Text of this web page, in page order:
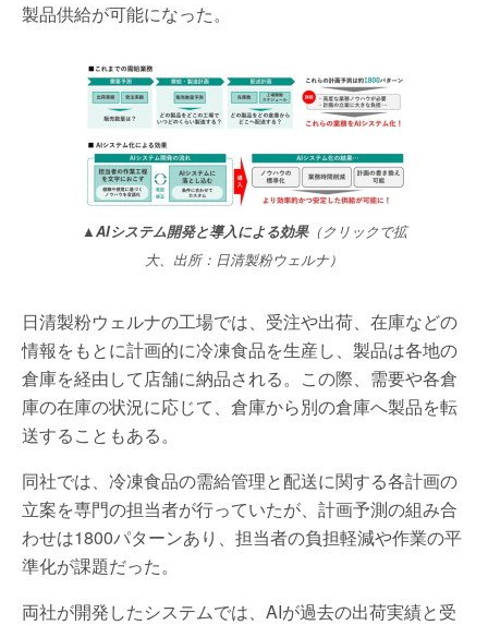
製品供給が可能になった。
▲AIシステム開発と導入による効果（クリックで拡
大、出所：日清製粉ウェルナ）
日清製粉ウェルナの工場では、受注や出荷、在庫などの
情報をもとに計画的に冷凍食品を生産し、製品は各地の
倉庫を経由して店舗に納品される。この際、需要や各倉
庫の在庫の状況に応じて、倉庫から別の倉庫へ製品を転
送することもある。
同社では、冷凍食品の需給管理と配送に関する各計画の
立案を専門の担当者が行っていたが、計画予測の組み合
わせは1800パターンあり、担当者の負担軽減や作業の平
準化が課題だった。
両社が開発したシステムでは、AIが過去の出荷実績と受